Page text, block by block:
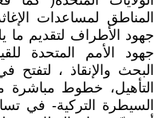
المناطق لمساعدات
جهود الأطراف لتقديم ما
جهود الأمم المتحدة
البحث والإنقاذ ،
التأهيل، خطوط مباشرة
السيطرة التركية- في